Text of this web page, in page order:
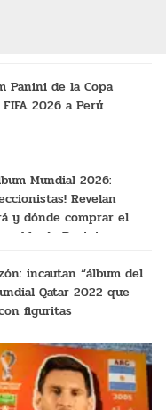
Panini de la Copa
2026 a Perú
Mundial 2026:
Revelan
y dónde comprar el
de Panini
incautan “álbum del
Qatar 2022 que
figuritas